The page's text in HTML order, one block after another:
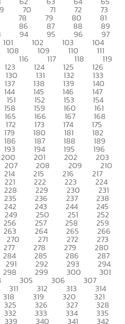
70 71 72 73
78 79 80 81
86 87 88 89
94 95 96 97
101 102 103 104
108 109 110 111
116 117 118 119
123 124 125 126
130 131 132 133
137 138 139 140
144 145 146 147
151 152 153 154
158 159 160 161
165 166 167 168
172 173 174 175
179 180 181 182
186 187 188 189
193 194 195 196
200 201 202 203
207 208 209 210
214 215 216 217
221 222 223 224
228 229 230 231
235 236 237 238
242 243 244 245
249 250 251 252
256 257 258 259
263 264 265 266
270 271 272 273
277 278 279 280
284 285 286 287
291 292 293 294
298 299 300 301
305 306 307
311 312 313 314
318 319 320 321
325 326 327 328
332 333 334 335
339 340 341 342